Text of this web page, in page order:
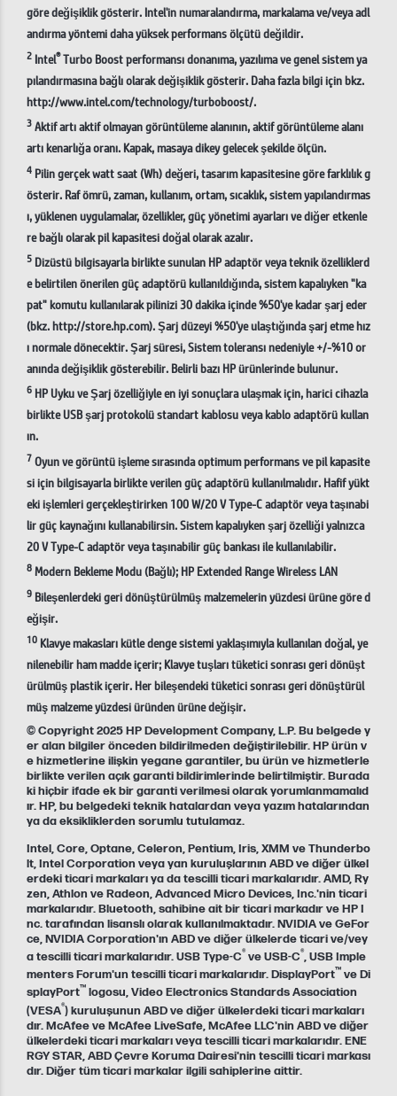
göre değişiklik gösterir. Intel'in numaralandırma, markalama ve/veya adl
andırma yöntemi daha yüksek performans ölçütü değildir.
2 Intel®Turbo Boost performansı donanıma, yazılıma ve genel sistem ya
pılandırmasına bağlı olarak değişiklik gösterir. Daha fazla bilgi için bkz.
http://www.intel.com/technology/turboboost/.
3Aktif artı aktif olmayan görüntüleme alanının, aktif görüntüleme alanı
artı kenarlığa oranı. Kapak, masaya dikey gelecek şekilde ölçün.
4 Pilin gerçek watt saat (Wh) değeri, tasarım kapasitesine göre farklılık g
österir. Raf ömrü, zaman, kullanım, ortam, sıcaklık, sistem yapılandırmas
ı, yüklenen uygulamalar, özellikler, güç yönetimi ayarları ve diğer etkenle
re bağlı olarak pil kapasitesi doğal olarak azalır.
5 Dizüstü bilgisayarla birlikte sunulan HP adaptör veya teknik özelliklerd
e belirtilen önerilen güç adaptörü kullanıldığında, sistem kapalıyken "ka
pat" komutu kullanılarak pilinizi 30 dakika içinde %50'ye kadar şarj eder
(bkz. http://store.hp.com). Şarj düzeyi %50'ye ulaştığında şarj etme hız
ı normale dönecektir. Şarj süresi, Sistem toleransı nedeniyle +/-%10 or
anında değişiklik gösterebilir. Belirli bazı HP ürünlerinde bulunur.
6 HP Uyku ve Şarj özelliğiyle en iyi sonuçlara ulaşmak için, harici cihazla
birlikte USB şarj protokolü standart kablosu veya kablo adaptörü kullan
ın.
7Oyun ve görüntü işleme sırasında optimum performans ve pil kapasite
si için bilgisayarla birlikte verilen güç adaptörü kullanılmalıdır. Hafif yükt
eki işlemleri gerçekleştirirken 100 W/20 V Type-C adaptör veya taşınabi
lir güç kaynağını kullanabilirsin. Sistem kapalıyken şarj özelliği yalnızca
20 V Type-C adaptör veya taşınabilir güç bankası ile kullanılabilir.
8Modern Bekleme Modu (Bağlı); HP Extended Range Wireless LAN
9 Bileşenlerdeki geri dönüştürülmüş malzemelerin yüzdesi ürüne göre d
eğişir.
10 Klavye makasları kütle denge sistemi yaklaşımıyla kullanılan doğal, ye
nilenebilir ham madde içerir; Klavye tuşları tüketici sonrası geri dönüşt
ürülmüş plastik içerir. Her bileşendeki tüketici sonrası geri dönüştürül
müş malzeme yüzdesi üründen ürüne değişir.
© Copyright 2025 HP Development Company, L.P. Bu belgede y
er alan bilgiler önceden bildirilmeden değiştirilebilir. HP ürün v
e hizmetlerine ilişkin yegane garantiler, bu ürün ve hizmetlerle
birlikte verilen açık garanti bildirimlerinde belirtilmiştir. Burada
ki hiçbir ifade ek bir garanti verilmesi olarak yorumlanmamalıd
ır. HP, bu belgedeki teknik hatalardan veya yazım hatalarından
ya da eksikliklerden sorumlu tutulamaz.
Intel, Core, Optane, Celeron, Pentium, Iris, XMM ve Thunderbo
lt, Intel Corporation veya yan kuruluşlarının ABD ve diğer ülkel
erdeki ticari markaları ya da tescilli ticari markalarıdır. AMD, Ry
zen, Athlon ve Radeon, Advanced Micro Devices, Inc.'nin ticari
markalarıdır. Bluetooth, sahibine ait bir ticari markadır ve HP I
nc. tarafından lisanslı olarak kullanılmaktadır. NVIDIA ve GeFor
ce, NVIDIA Corporation'ın ABD ve diğer ülkelerde ticari ve/vey
a tescilli ticari markalarıdır. USB Type-C® ve USB-C®, USB Imple
menters Forum'un tescilli ticari markalarıdır. DisplayPort™ ve Di
splayPort™ logosu, Video Electronics Standards Association
(VESA®) kuruluşunun ABD ve diğer ülkelerdeki ticari markaları
dır. McAfee ve McAfee LiveSafe, McAfee LLC'nin ABD ve diğer
ülkelerdeki ticari markaları veya tescilli ticari markalarıdır. ENE
RGY STAR, ABD Çevre Koruma Dairesi'nin tescilli ticari markası
dır. Diğer tüm ticari markalar ilgili sahiplerine aittir.